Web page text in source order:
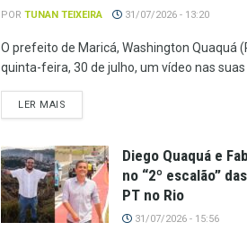
POR TUNAN TEIXEIRA 31/07/2026 - 13:20
O prefeito de Maricá, Washington Quaquá
quinta-feira, 30 de julho, um vídeo nas suas
LER MAIS
Diego Quaquá e
no “2º escalão”
PT no Rio
31/07/2026 - 15:56